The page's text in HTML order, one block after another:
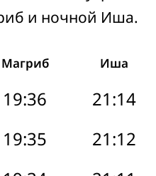
и ночной Иша.
Магриб Иша
19:36
21:14
19:35
21:12